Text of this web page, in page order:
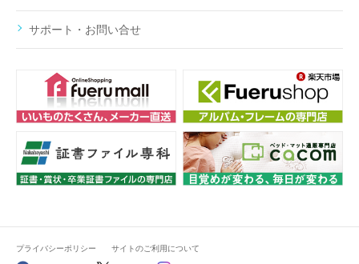
サポート・お問い合せ
プライバシーポリシー サイトのご利用について